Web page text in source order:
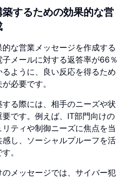
するための効果的な営
な営業メッセージを作成する
メールに対する返答率が66％
ように、良い反応を得るため
必要です。
る際には、相手のニーズや状
です。例えば、IT部門向けの
ティや制御ニーズに焦点を当
し、ソーシャルプルーフを活
。
メッセージでは、サイバー犯